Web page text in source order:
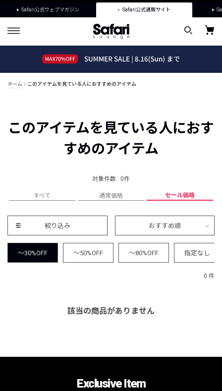
Safari公式ウェブマガジン Safari公式通販サイト
ホーム このアイテムを見ている人におすすめのアイテム
このアイテムを見ている人におす
すめのアイテム
対象件数 : 0件
すべて 通常価格 セール価格
絞り込み おすすめ順
～30%OFF ～50%OFF ～80%OFF 指定なし
0 件
該当の商品がありません
Exclusive Item